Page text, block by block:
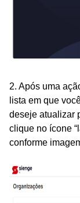
2. Após uma
lista em que
deseje atualizar
clique no ícone
conforme